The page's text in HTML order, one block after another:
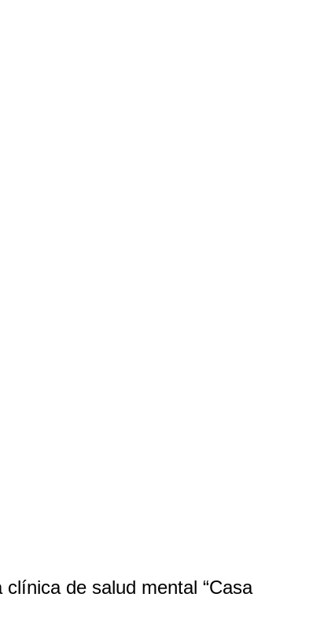
de salud mental “Casa